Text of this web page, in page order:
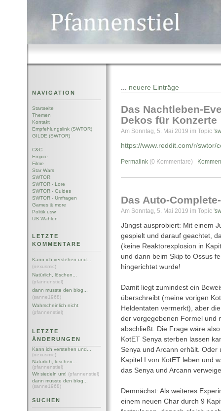
NAVIGATION
Startseite
Themen
Kontakt
Empfehlungslink (SWTOR)
GILDE (SWTOR)
C&C
Empire
Filme
Star Wars
SWTOR
SWTOR - Lore
SWTOR - Guides
SWTOR - Umfragen
Games & more
Politik usw.
US-Wahlen
LETZTE
KOMMENTARE
Kann ich verstehen und...
(nexusmic)
Natürlich, löschen...
(pfannenstiel)
dann musste den blog...
(sanne1968)
Wahrscheinlich nicht
(pfannenstiel)
LETZTE
ÄNDERUNGEN
Kann ich verstehen und...
(nexusmic)
Natürlich, löschen...
(pfannenstiel)
Wir siedeln um! (pfannenstiel)
dann musste den blog...
(sanne1968)
SUCHEN
... neuere Einträge
Das Nachtleben-
Dekos für Konzerte
Am Sonntag, 5. Mai 2019 im Topic '
https://www.reddit.com/r/
Permalink (0 Kommentare)
Das Auto-
Am Sonntag, 5. Mai 2019 im Topic '
Jüngst ausprobiert: Mit einem
gespielt und darauf geachtet,
(keine Reaktorexplosion in
und dann beim Skip to Ossus
hingerichtet wurde!
Damit liegt zumindest ein
überschreibt (meine vorigen
Heldentaten vermerkt), aber
der vorgegebenen Formel und
abschließt. Die Frage wäre
KotET Senya sterben lassen
Senya und Arcann erhält.
Kapitel I von KotET leben und
das Senya und Arcann
Demnächst: Als weiteres
einem neuen Char durch 9